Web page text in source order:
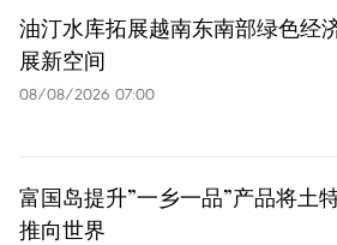
油汀水库拓展越南东南部绿色经
展新空间
08/08/2026 07:00
富国岛提升”一乡一品”产品将土
推向世界